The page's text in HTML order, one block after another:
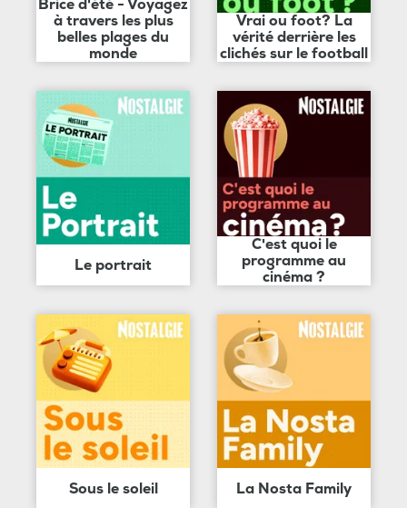
Brice d'été - Voyagez
à travers les plus
belles plages du
monde
Vrai ou foot? La
vérité derrière les
clichés sur le football
Le portrait
C'est quoi le
programme au
cinéma ?
Sous le soleil La Nosta Family